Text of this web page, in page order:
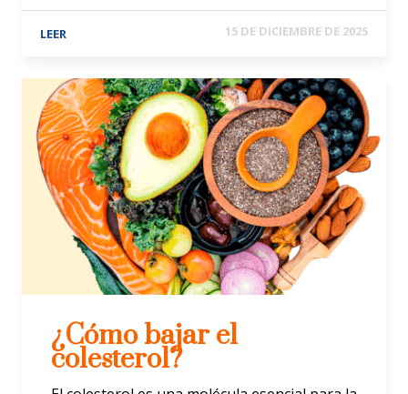
LEER 15 DE DICIEMBRE DE 2025
¿Cómo bajar el
colesterol?